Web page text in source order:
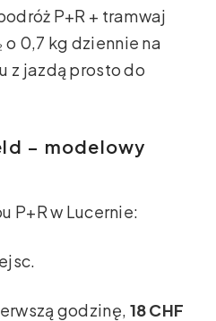
P+R + tramwaj
o 0,7 kg dziennie na
z jazdą prosto do
– modelowy
P+R w Lucernie:
godzinę, 18 CHF